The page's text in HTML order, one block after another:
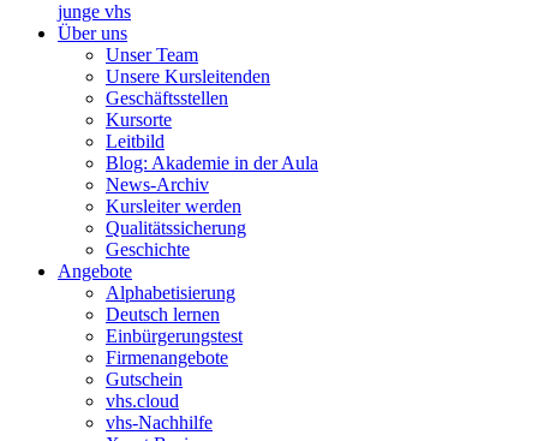
junge vhs
Über uns
Unser Team
Unsere Kursleitenden
Geschäftsstellen
Kursorte
Leitbild
Blog: Akademie in der Aula
News-Archiv
Kursleiter werden
Qualitätssicherung
Geschichte
Angebote
Alphabetisierung
Deutsch lernen
Einbürgerungstest
Firmenangebote
Gutschein
vhs.cloud
vhs-Nachhilfe